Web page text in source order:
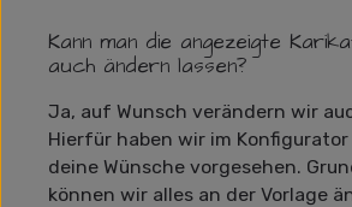
Kann man die angezeigte
auch ändern lassen?
Ja, auf Wunsch verändern wir
Hierfür haben wir im
deine Wünsche vorgesehen.
können wir alles an der Vorlage